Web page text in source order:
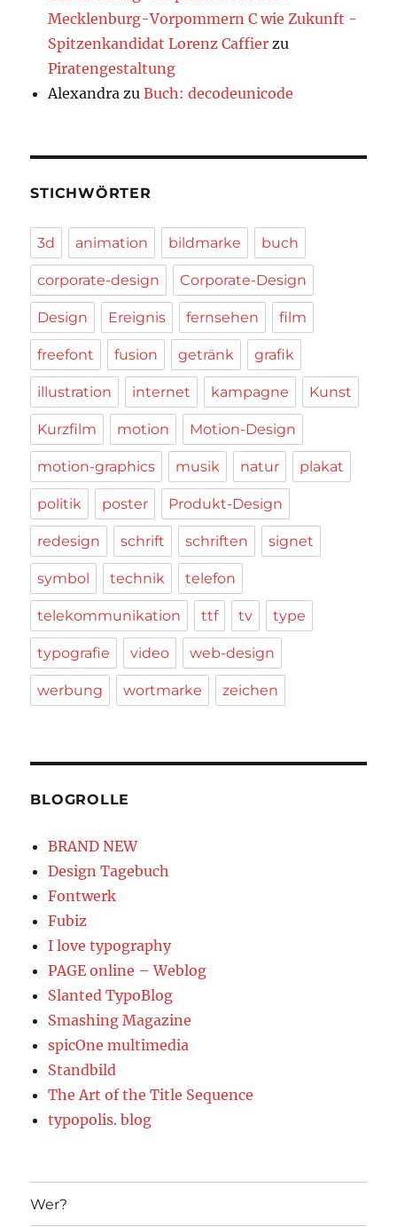
Mecklenburg-Vorpommern C wie Zukunft -
Spitzenkandidat Lorenz Caffier zu
Piratengestaltung
Alexandra zuBuch: decodeunicode
STICHWÖRTER
3d animation bildmarke buch
corporate-design Corporate-Design
Design Ereignis fernsehen film
freefont fusion getränk grafik
illustration internet kampagne Kunst
Kurzfilm motion Motion-Design
motion-graphics musik natur plakat
politik poster Produkt-Design
redesign schrift schriften signet
symbol technik telefon
telekommunikation ttf tv type
typografie video web-design
werbung wortmarke zeichen
BLOGROLLE
BRAND NEW
Design Tagebuch
Fontwerk
Fubiz
I love typography
PAGE online – Weblog
Slanted TypoBlog
Smashing Magazine
spicOne multimedia
Standbild
The Art of the Title Sequence
typopolis. blog
Wer?